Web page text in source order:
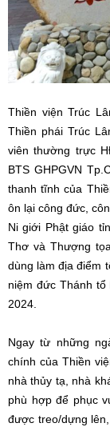
Thiền viện Trúc
Thiền phái Trúc
viên thường trực
BTS GHPGVN
thanh tĩnh của
ôn lại công đức,
Ni giới Phật giáo
Thơ và Thượng
dùng làm địa điểm
niệm đức Thánh
2024.
Ngay từ những
chính của Thiền
nhà thủy tạ, nhà
phù hợp để phục
được treo/dựng